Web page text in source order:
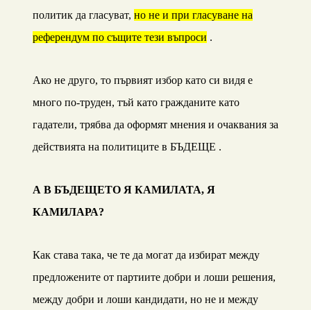
политик да гласуват, но не и при гласуване на
референдум по същите тези въпроси .
Ако не друго, то първият избор като си видя е
много по-труден, тъй като гражданите като
гадатели, трябва да оформят мнения и очаквания за
действията на политиците в БЪДЕЩЕ .
А В БЪДЕЩЕТО Я КАМИЛАТА, Я
КАМИЛАРА?
Как става така, че те да могат да избират между
предложените от партиите добри и лоши решения,
между добри и лоши кандидати, но не и между